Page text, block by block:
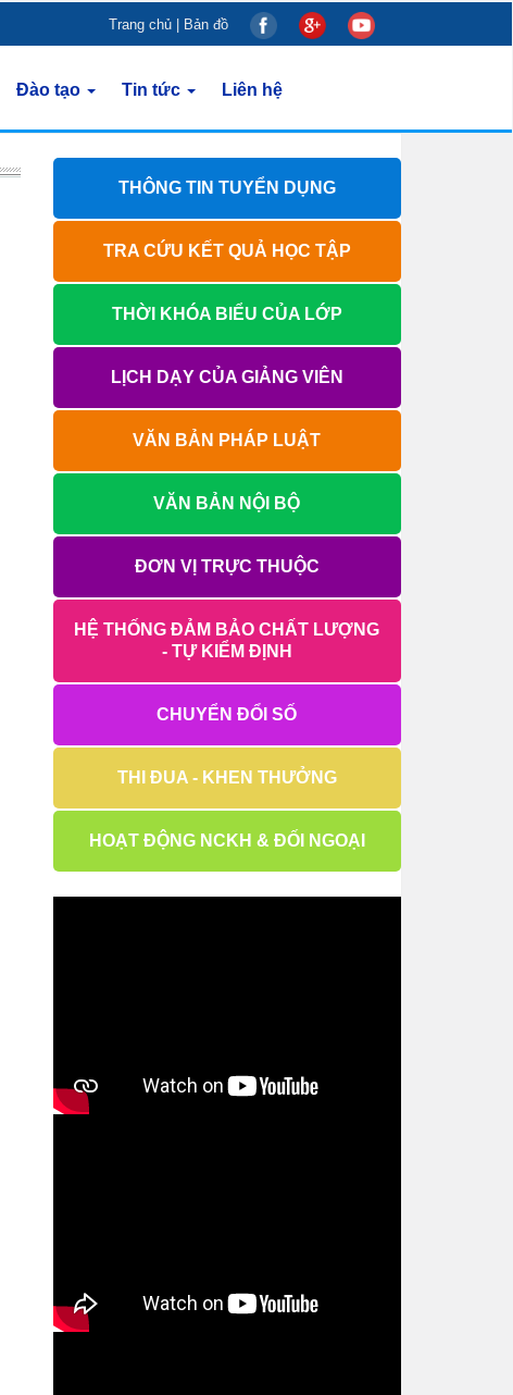
Trang chủ Bản đồ
Đào tạo Tin tức Liên hệ
THÔNG TIN TUYỂN DỤNG
TRA CỨU KẾT QUẢ HỌC TẬP
THỜI KHÓA BIỂU CỦA LỚP
LỊCH DẠY CỦA GIẢNG VIÊN
VĂN BẢN PHÁP LUẬT
VĂN BẢN NỘI BỘ
ĐƠN VỊ TRỰC THUỘC
HỆ THỐNG ĐẢM BẢO CHẤT LƯỢNG
- TỰ KIỂM ĐỊNH
CHUYỂN ĐỔI SỐ
THI ĐUA - KHEN THƯỞNG
HOẠT ĐỘNG NCKH & ĐỐI NGOẠI